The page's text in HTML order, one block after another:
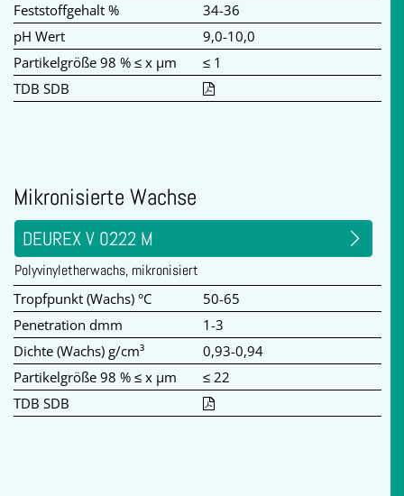
Feststoffgehalt %
34-36
pH Wert
9,0-10,0
Partikelgröße 98 % ≤ x µm
≤ 1
TDB SDB
Mikronisierte Wachse
DEUREX V 0222 M
Polyvinyletherwachs, mikronisiert
Tropfpunkt (Wachs) °C
50-65
Penetration dmm
1-3
Dichte (Wachs) g/cm³
0,93-0,94
Partikelgröße 98 % ≤ x µm
≤ 22
TDB SDB